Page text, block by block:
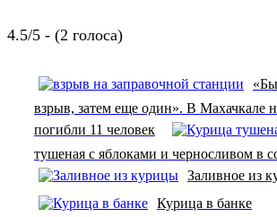
4.5/5 - (2 голоса)
взрыв, затем еще один». В Махачкале
погибли 11 человек
тушеная с яблоками и черносливом в
Заливное из
Курица в банке